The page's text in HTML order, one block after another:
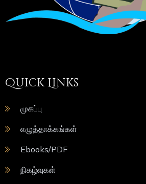
Quick Links
முகப்பு
எழுத்தாக்கங்கள்
Ebooks/PDF
நிகழ்வுகள்